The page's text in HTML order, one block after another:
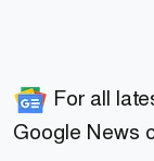
For all
Google News